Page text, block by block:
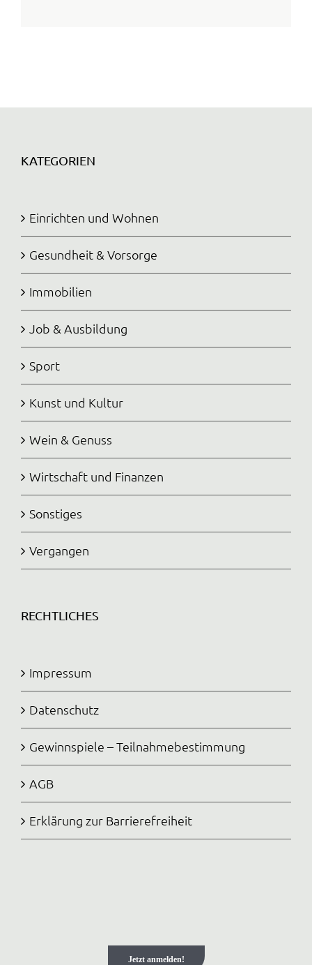
KATEGORIEN
Einrichten und Wohnen
Gesundheit & Vorsorge
Immobilien
Job & Ausbildung
Sport
Kunst und Kultur
Wein & Genuss
Wirtschaft und Finanzen
Sonstiges
Vergangen
RECHTLICHES
Impressum
Datenschutz
Gewinnspiele – Teilnahmebestimmung
AGB
Erklärung zur Barrierefreiheit
Jetzt anmelden!